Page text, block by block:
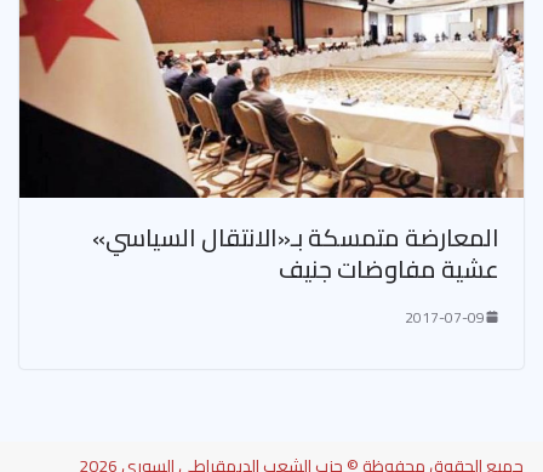
المعارضة متمسكة بـ«الانتقال السياسي»
عشية مفاوضات جنيف
2017-07-09